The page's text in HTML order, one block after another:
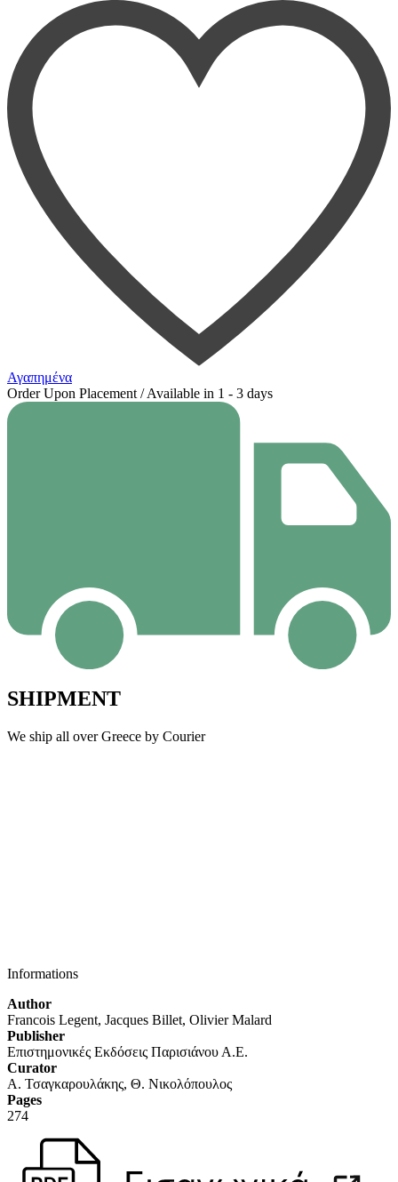
Αγαπημένα
Order Upon Placement / Available in 1 - 3 days
SHIPMENT
We ship all over Greece by Courier
Informations
Author
Francois Legent, Jacques Billet, Olivier Malard
Publisher
Επιστημονικές Εκδόσεις Παρισιάνου Α.Ε.
Curator
Α. Τσαγκαρουλάκης, Θ. Νικολόπουλος
Pages
274